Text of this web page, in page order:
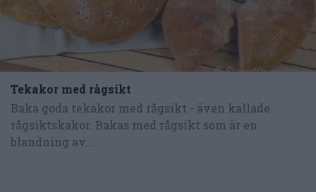
Tekakor med rågsikt
Baka goda tekakor med rågsikt - även kallade
rågsiktskakor. Bakas med rågsikt som är en
blandning av...